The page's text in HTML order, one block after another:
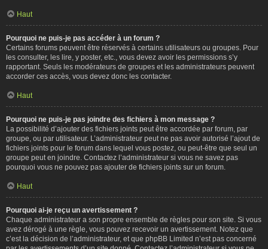
Haut
Pourquoi ne puis-je pas accéder à un forum ?
Certains forums peuvent être réservés à certains utilisateurs ou groupes. Pour
les consulter, les lire, y poster, etc., vous devez avoir les permissions s’y
rapportant. Seuls les modérateurs de groupes et les administrateurs peuvent
accorder ces accès, vous devez donc les contacter.
Haut
Pourquoi ne puis-je pas joindre des fichiers à mon message ?
La possibilité d’ajouter des fichiers joints peut être accordée par forum, par
groupe, ou par utilisateur. L’administrateur peut ne pas avoir autorisé l’ajout de
fichiers joints pour le forum dans lequel vous postez, ou peut-être que seul un
groupe peut en joindre. Contactez l’administrateur si vous ne savez pas
pourquoi vous ne pouvez pas ajouter de fichiers joints sur un forum.
Haut
Pourquoi ai-je reçu un avertissement ?
Chaque administrateur a son propre ensemble de règles pour son site. Si vous
avez dérogé à une règle, vous pouvez recevoir un avertissement. Notez que
c’est la décision de l’administrateur, et que phpBB Limited n’est pas concerné